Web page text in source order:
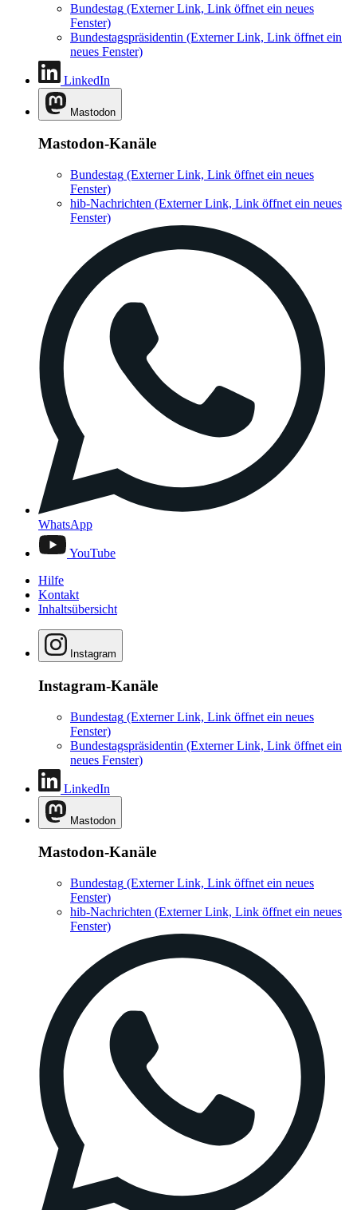
Bundestag (Externer Link, Link öffnet ein neues
Fenster)
Bundestagspräsidentin (Externer Link, Link öffnet ein
neues Fenster)
LinkedIn
Mastodon
Mastodon-Kanäle
Bundestag (Externer Link, Link öffnet ein neues
Fenster)
hib-Nachrichten (Externer Link, Link öffnet ein neues
Fenster)
WhatsApp
YouTube
Hilfe
Kontakt
Inhaltsübersicht
Instagram
Instagram-Kanäle
Bundestag (Externer Link, Link öffnet ein neues
Fenster)
Bundestagspräsidentin (Externer Link, Link öffnet ein
neues Fenster)
LinkedIn
Mastodon
Mastodon-Kanäle
Bundestag (Externer Link, Link öffnet ein neues
Fenster)
hib-Nachrichten (Externer Link, Link öffnet ein neues
Fenster)